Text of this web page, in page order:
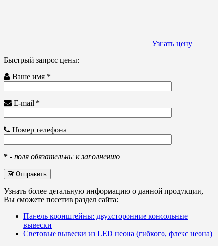
Узнать цену
Быстрый запрос цены:
Ваше имя *
E-mail *
Номер телефона
* - поля обязательны к заполнению
Отправить
Узнать более детальную информацию о данной продукции,
Вы сможете посетив раздел сайта:
Панель кронштейны: двухсторонние консольные
вывески
Световые вывески из LED неона (гибкого, флекс неона)